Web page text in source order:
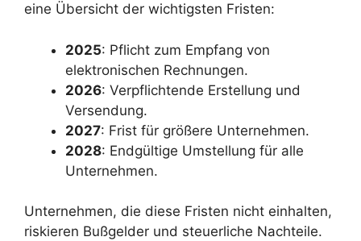
eine Übersicht der wichtigsten Fristen:
2025: Pflicht zum Empfang von
elektronischen Rechnungen.
2026: Verpflichtende Erstellung und
Versendung.
2027: Frist für größere Unternehmen.
2028: Endgültige Umstellung für alle
Unternehmen.
Unternehmen, die diese Fristen nicht einhalten,
riskieren Bußgelder und steuerliche Nachteile.